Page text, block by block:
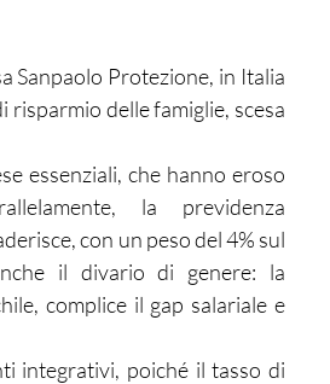
Sanpaolo Protezione, in Italia
risparmio delle famiglie, scesa
essenziali, che hanno eroso
la previdenza
con un peso del 4% sul
il divario di genere: la
complice il gap salariale e
integrativi, poiché il tasso di